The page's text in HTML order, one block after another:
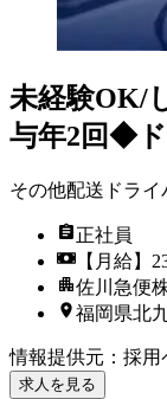
未経験OK/
与年2回◆
その他配送ドライ
正社員
【月給】
佐川急便
福岡県北
情報提供元 ： 採用
求人を見る